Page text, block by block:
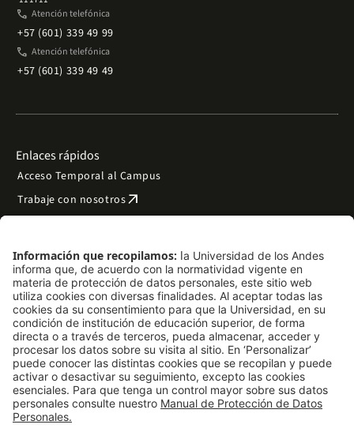
phone Atención telefónica
+57 (601) 339 49 99
phone Atención telefónica
+57 (601) 339 49 49
Enlaces rápidos
Acceso Temporal al Campus
Trabaje con nosotrosarrow_outward
Preguntas frecuentes
Filantropía y donacionesarrow_outward
Mapa del sitio arrow_outward
Síguenos
LinkedIn
Instagram
Facebook